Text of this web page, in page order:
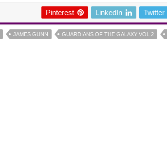
Twitter
LinkedIn
Pinterest
GUARDIANS OF THE GALAXY VOL 2
JAMES GUNN